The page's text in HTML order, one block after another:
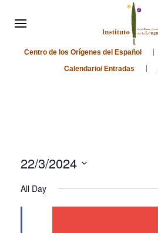
Centro de los Orígenes del Español
Calendario/ Entradas
22/3/2024
date.
All Day